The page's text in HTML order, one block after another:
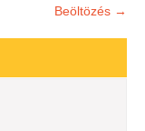
Beöltözés →